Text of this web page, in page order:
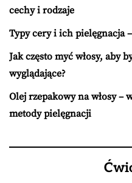
cechy i rodzaje
Typy cery i ich pielęgnacja
Jak często myć włosy, aby
wyglądające?
Olej rzepakowy na włosy –
metody pielęgnacji